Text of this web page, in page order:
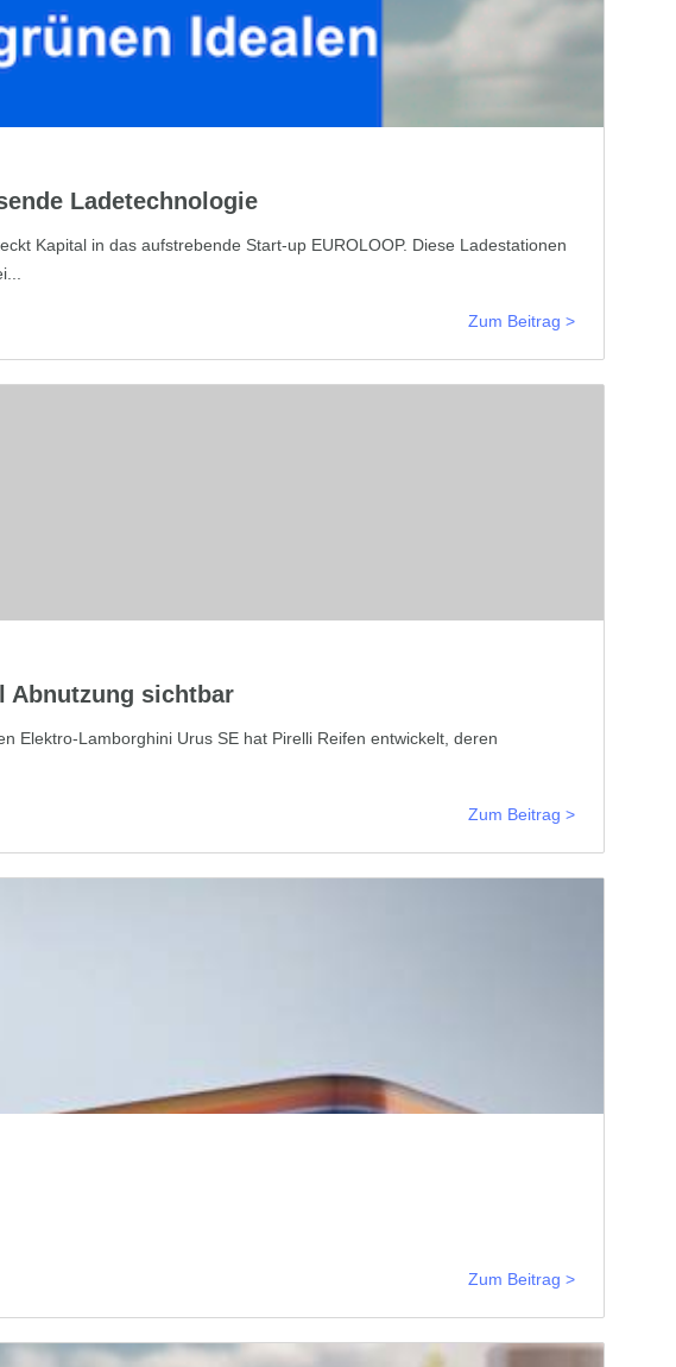
Ladetechnologie
Kapital in das aufstrebende Start-up EUROLOOP. Diese Ladestationen
Zum Beitrag >
Abnutzung sichtbar
Elektro-Lamborghini Urus SE hat Pirelli Reifen entwickelt, deren
Zum Beitrag >
Zum Beitrag >